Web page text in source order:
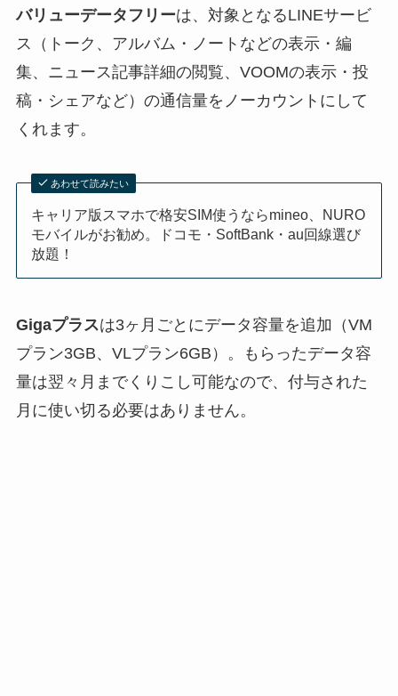
バリューデータフリーは、対象となるLINEサービ
ス（トーク、アルバム・ノートなどの表示・編
集、ニュース記事詳細の閲覧、VOOMの表示・投
稿・シェアなど）の通信量をノーカウントにして
くれます。
あわせて読みたい
キャリア版スマホで格安SIM使うならmineo、NURO
モバイルがお勧め。ドコモ・SoftBank・au回線選び
放題！
Gigaプラスは3ヶ月ごとにデータ容量を追加（VM
プラン3GB、VLプラン6GB）。もらったデータ容
量は翌々月までくりこし可能なので、付与された
月に使い切る必要はありません。